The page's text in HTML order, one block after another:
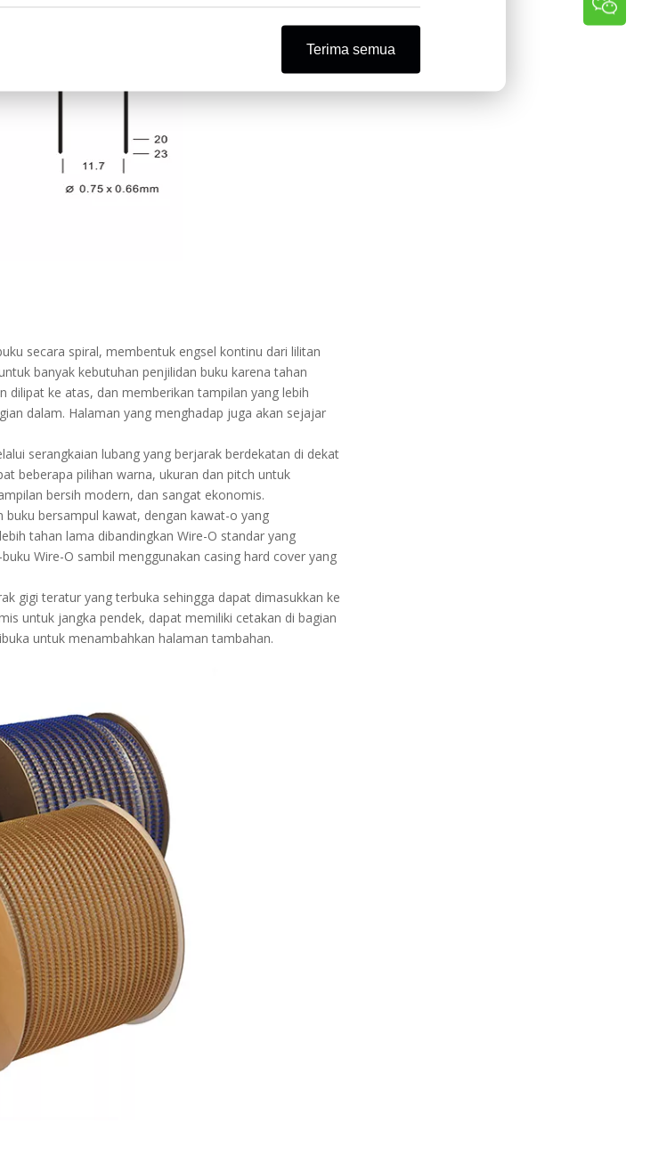
secara spiral, membentuk engsel kontinu dari lilitan
banyak kebutuhan penjilidan buku karena tahan
ke atas, dan memberikan tampilan yang lebih
dalam. Halaman yang menghadap juga akan sejajar
serangkaian lubang yang berjarak berdekatan di dekat
beberapa pilihan warna, ukuran dan pitch untuk
bersih modern, dan sangat ekonomis.
bersampul kawat, dengan kawat-o yang
tahan lama dibandingkan Wire-O standar yang
Wire-O sambil menggunakan casing hard cover yang
gigi teratur yang terbuka sehingga dapat dimasukkan ke
untuk jangka pendek, dapat memiliki cetakan di bagian
untuk menambahkan halaman tambahan.
Terima semua